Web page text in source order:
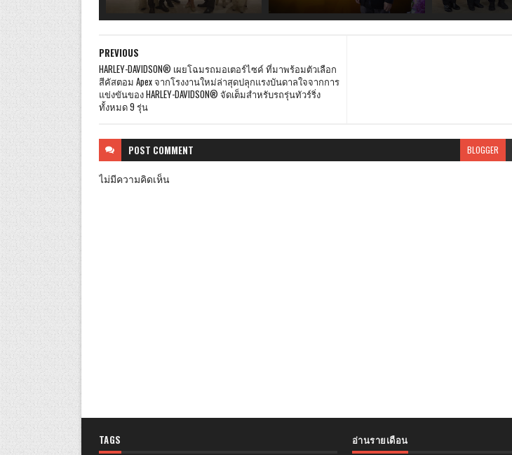
PREVIOUS
HARLEY-DAVIDSON® เผยโฉมรถมอเตอร์ไซค์ ที่มาพร้อมตัวเลือก
สีคัสตอม Apex จากโรงงานใหม่ล่าสุดปลุกแรงบันดาลใจจากการ
แข่งขันของ HARLEY-DAVIDSON® จัดเต็มสำหรับรถรุ่นทัวร์ริ่ง
ทั้งหมด 9 รุ่น
POST COMMENT BLOGGER
ไม่มีความคิดเห็น
TAGS อ่านรายเดือน